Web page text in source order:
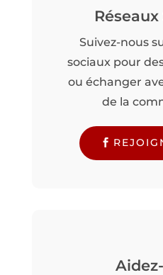
Suivez-nous
sociaux pour
ou échanger
de la